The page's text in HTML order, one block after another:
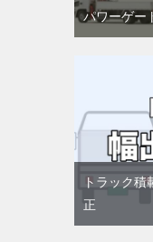
パワーゲー
トラック
正